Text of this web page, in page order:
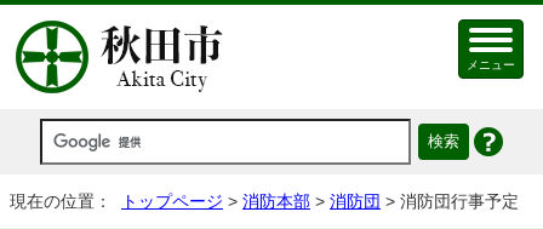
メニュー
現在の位置： トップページ > 消防本部 > 消防団 > 消防団行事予定